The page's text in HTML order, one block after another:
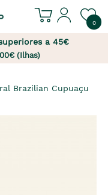
0
a 45€
(Ilhas)
Brazilian Cupuaçu